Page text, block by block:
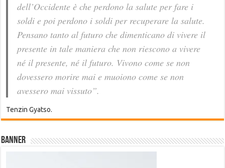
dell’Occidente è che perdono la salute per fare i
soldi e poi perdono i soldi per recuperare la salute.
Pensano tanto al futuro che dimenticano di vivere il
presente in tale maniera che non riescono a vivere
né il presente, né il futuro. Vivono come se non
dovessero morire mai e muoiono come se non
avessero mai vissuto”.
Tenzin Gyatso.
Banner